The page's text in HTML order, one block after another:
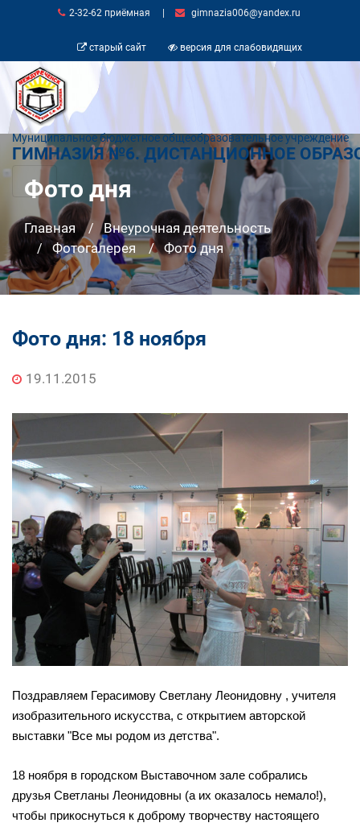
2-32-62 приёмная gimnazia006@yandex.ru
старый сайт версия для слабовидящих
Муниципальное бюджетное общеобразовательное учреждение
ГИМНАЗИЯ №6. ДИСТАНЦИОННОЕ
Фото дня
Главная
Внеурочная деятельность
Фотогалерея
Фото дня
Фото дня: 18 ноября
19.11.2015
Поздравляем Герасимову Светлану Леонидовну , учителя
изобразительного искусства, с открытием авторской
выставки "Все мы родом из детства".
18 ноября в городском Выставочном зале собрались
друзья Светланы Леонидовны (а их оказалось немало!),
чтобы прикоснуться к доброму творчеству настоящего